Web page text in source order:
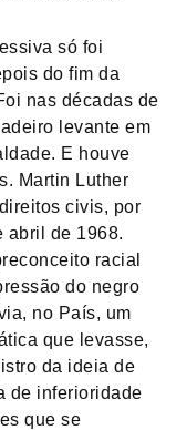
só foi
do fim da
nas décadas de
levante em
E houve
Martin Luther
civis, por
abril de 1968.
racial
do negro
no País, um
que levasse,
da ideia de
de inferioridade
que se